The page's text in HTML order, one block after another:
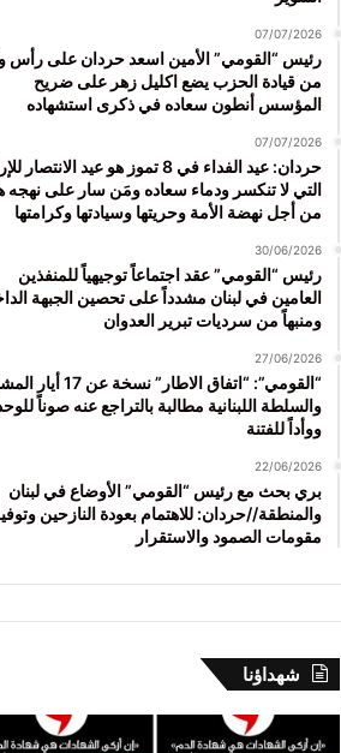
07/07/2026
رئيس “القومي” الأمين اسعد حردان على رأس
من قيادة الحزب يضع اكليل زهر على ضريح
المؤسس أنطون سعاده في ذكرى استشهاده
07/07/2026
حردان: عيد الفداء في 8 تموز هو عيد الانتصار
التي لا تنكسر ودماء سعاده ومَن سار على نهجه
من أجل نهضة الأمة وحريتها وسيادتها وكرامتها
30/06/2026
رئيس “القومي” عقد اجتماعاً توجيهياً للمنفذين
العامين في لبنان مشدداً على تحصين الجبهة
ومنبهاً من سرديات تبرير العدوان
27/06/2026
“القومي”: “اتفاق الاطار” نسخة
والسلطة اللبنانية مطالبة بالتراجع عنه صوناً
ووأداً للفتنة
22/06/2026
بري بحث مع رئيس “القومي” الأوضاع في لبنان
والمنطقة//حردان: للاهتمام بعودة النازحين
مقومات الصمود والاستقرار
شهداؤنا